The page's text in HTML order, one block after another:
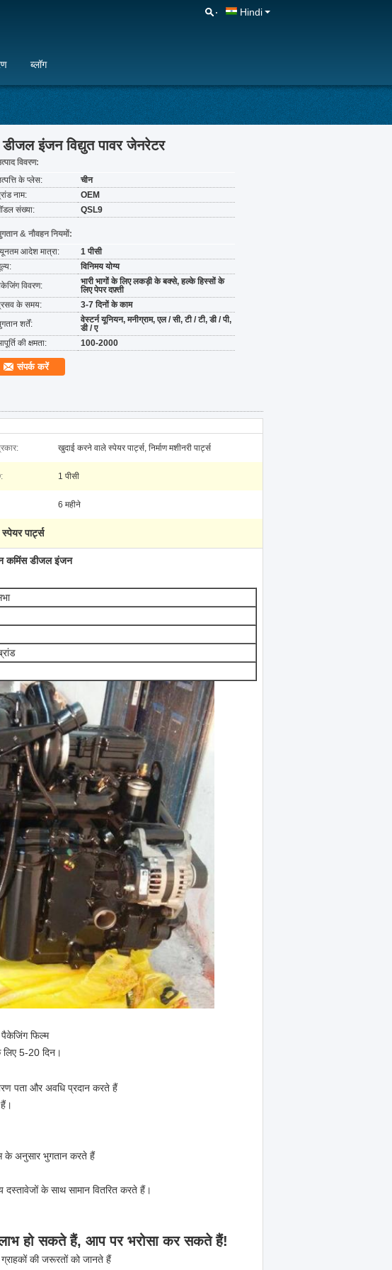
Hindi
ब्लॉग
इंजन विद्युत पावर जेनरेटर
विवरण:
के प्लेस:
चीन
नाम:
OEM
संख्या:
QSL9
& नौवहन नियमों:
आदेश मात्रा:
1 पीसी
विनिमय योग्य
विवरण:
भारी भागों के लिए लकड़ी के बक्से, हल्के हिस्सों के
लिए पेपर दफ़्ती
के समय:
3-7 दिनों के काम
शर्तें:
वेस्टर्न यूनियन, मनीग्राम, एल / सी, टी / टी, डी / पी,
डी / ए
की क्षमता:
100-2000
संपर्क करें
खुदाई करने वाले स्पेयर पार्ट्स, निर्माण मशीनरी पार्ट्स
1 पीसी
6 महीने
पार्ट्स
कमिंस डीजल इंजन
फिल्म
लिए 5-20 दिन।
पता और अवधि प्रदान करते हैं
के अनुसार भुगतान करते हैं
के साथ सामान वितरित करते हैं।
हो सकते हैं, आप पर भरोसा कर सकते हैं!
की जरूरतों को जानते हैं